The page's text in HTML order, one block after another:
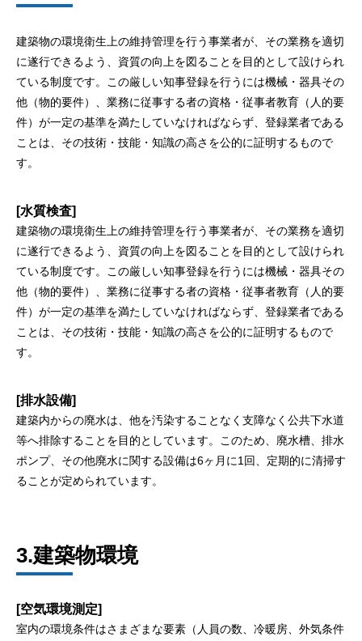
建築物の環境衛生上の維持管理を行う事業者が、その業務を適切
に遂行できるよう、資質の向上を図ることを目的として設けられ
ている制度です。この厳しい知事登録を行うには機械・器具その
他（物的要件）、業務に従事する者の資格・従事者教育（人的要
件）が一定の基準を満たしていなければならず、登録業者である
ことは、その技術・技能・知識の高さを公的に証明するもので
す。
[水質検査]
建築物の環境衛生上の維持管理を行う事業者が、その業務を適切
に遂行できるよう、資質の向上を図ることを目的として設けられ
ている制度です。この厳しい知事登録を行うには機械・器具その
他（物的要件）、業務に従事する者の資格・従事者教育（人的要
件）が一定の基準を満たしていなければならず、登録業者である
ことは、その技術・技能・知識の高さを公的に証明するもので
す。
[排水設備]
建築内からの廃水は、他を汚染することなく支障なく公共下水道
等へ排除することを目的としています。このため、廃水槽、排水
ポンプ、その他廃水に関する設備は6ヶ月に1回、定期的に清掃す
ることが定められています。
3.建築物環境
[空気環境測定]
室内の環境条件はさまざまな要素（人員の数、冷暖房、外気条件